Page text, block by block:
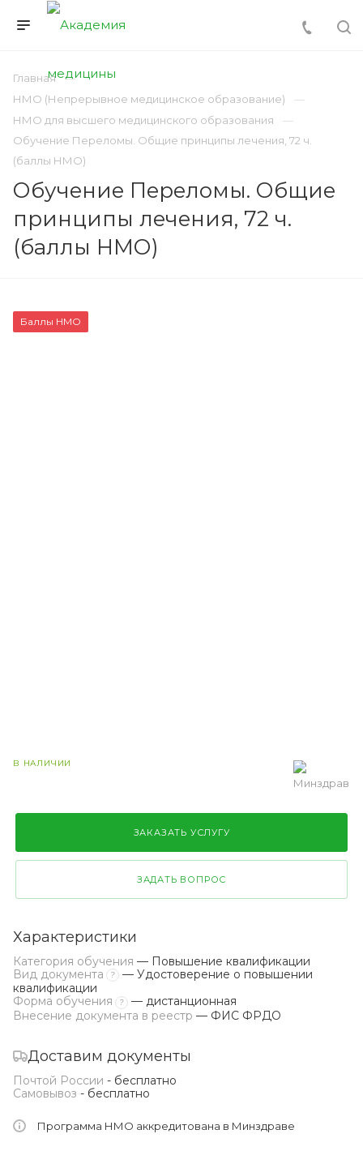
Главная
НМО (Непрерывное медицинское образование)
НМО для высшего медицинского образования
Обучение Переломы. Общие принципы лечения, 72 ч.
(баллы НМО)
Обучение Переломы. Общие
принципы лечения, 72 ч.
(баллы НМО)
В НАЛИЧИИ
ЗАКАЗАТЬ УСЛУГУ
ЗАДАТЬ ВОПРОС
Характеристики
Категория обучения — Повышение квалификации
Вид документа
?
— Удостоверение о повышении
квалификации
Форма обучения
?
— дистанционная
Внесение документа в реестр — ФИС ФРДО
Доставим документы
Почтой России - бесплатно
Самовывоз - бесплатно
Программа НМО аккредитована в Минздраве
Баллы НМО